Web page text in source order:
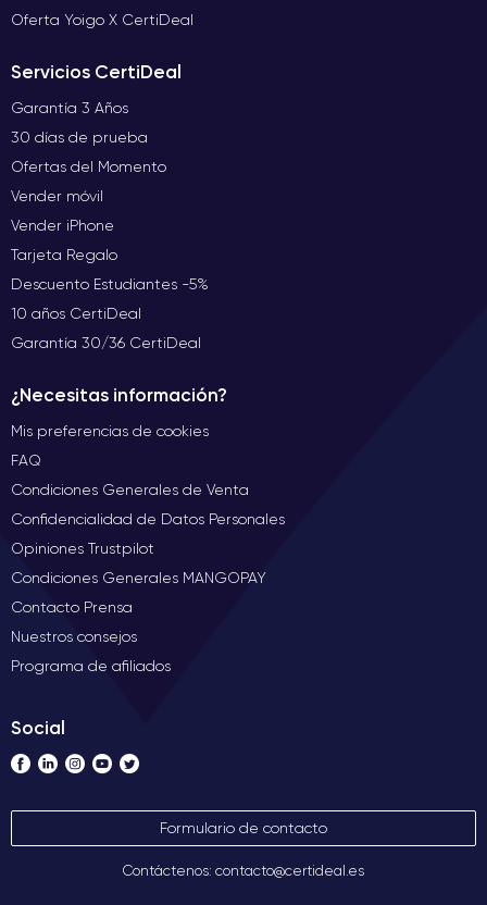
Oferta Yoigo X CertiDeal
Servicios CertiDeal
Garantía 3 Años
30 días de prueba
Ofertas del Momento
Vender móvil
Vender iPhone
Tarjeta Regalo
Descuento Estudiantes -5%
10 años CertiDeal
Garantía 30/36 CertiDeal
¿Necesitas información?
Mis preferencias de cookies
FAQ
Condiciones Generales de Venta
Confidencialidad de Datos Personales
Opiniones Trustpilot
Condiciones Generales MANGOPAY
Contacto Prensa
Nuestros consejos
Programa de afiliados
Social
Formulario de contacto
Contáctenos: contacto@certideal.es